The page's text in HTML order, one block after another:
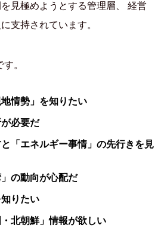
見極めようとする管理層、 経営
支持されています。
。
情勢」を知りたい
が必要だ
と「エネルギー事情」の先行きを見
の動向が心配だ
りたい
北朝鮮」情報が欲しい